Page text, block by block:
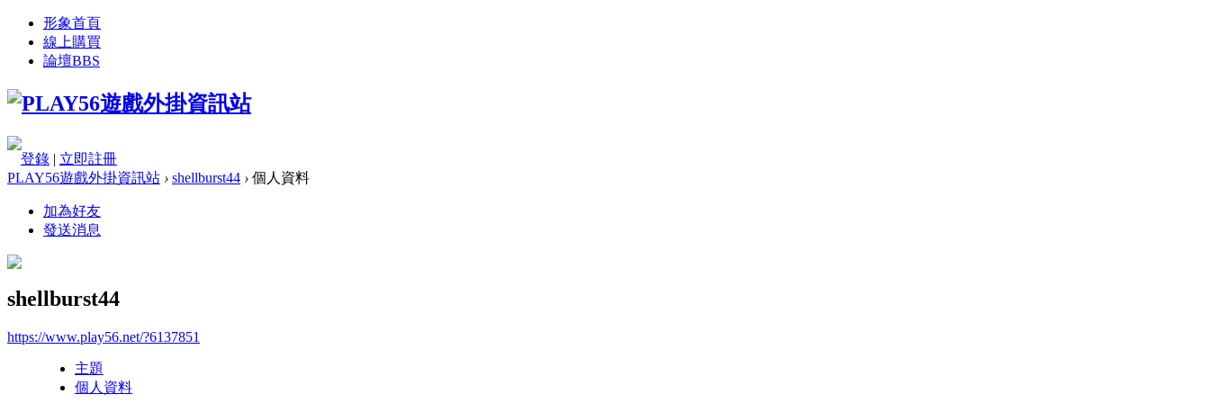
形象首頁
線上購買
論壇BBS
登錄 | 立即註冊
PLAY56遊戲外掛資訊站 › shellburst44 › 個人資料
加為好友
發送消息
shellburst44
https://www.play56.net/?6137851
主題
個人資料